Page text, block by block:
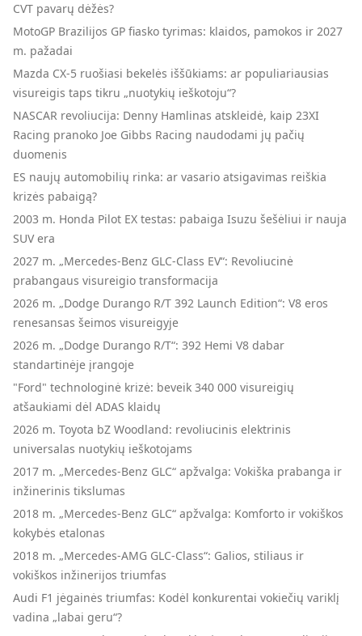
CVT pavarų dėžės?
MotoGP Brazilijos GP fiasko tyrimas: klaidos, pamokos ir 2027
m. pažadai
Mazda CX-5 ruošiasi bekelės iššūkiams: ar populiariausias
visureigis taps tikru „nuotykių ieškotoju“?
NASCAR revoliucija: Denny Hamlinas atskleidė, kaip 23XI
Racing pranoko Joe Gibbs Racing naudodami jų pačių
duomenis
ES naujų automobilių rinka: ar vasario atsigavimas reiškia
krizės pabaigą?
2003 m. Honda Pilot EX testas: pabaiga Isuzu šešėliui ir nauja
SUV era
2027 m. „Mercedes-Benz GLC-Class EV“: Revoliucinė
prabangaus visureigio transformacija
2026 m. „Dodge Durango R/T 392 Launch Edition“: V8 eros
renesansas šeimos visureigyje
2026 m. „Dodge Durango R/T“: 392 Hemi V8 dabar
standartinėje įrangoje
"Ford" technologinė krizė: beveik 340 000 visureigių
atšaukiami dėl ADAS klaidų
2026 m. Toyota bZ Woodland: revoliucinis elektrinis
universalas nuotykių ieškotojams
2017 m. „Mercedes-Benz GLC“ apžvalga: Vokiška prabanga ir
inžinerinis tikslumas
2018 m. „Mercedes-Benz GLC“ apžvalga: Komforto ir vokiškos
kokybės etalonas
2018 m. „Mercedes-AMG GLC-Class“: Galios, stiliaus ir
vokiškos inžinerijos triumfas
Audi F1 jėgainės triumfas: Kodėl konkurentai vokiečių variklį
vadina „labai geru“?